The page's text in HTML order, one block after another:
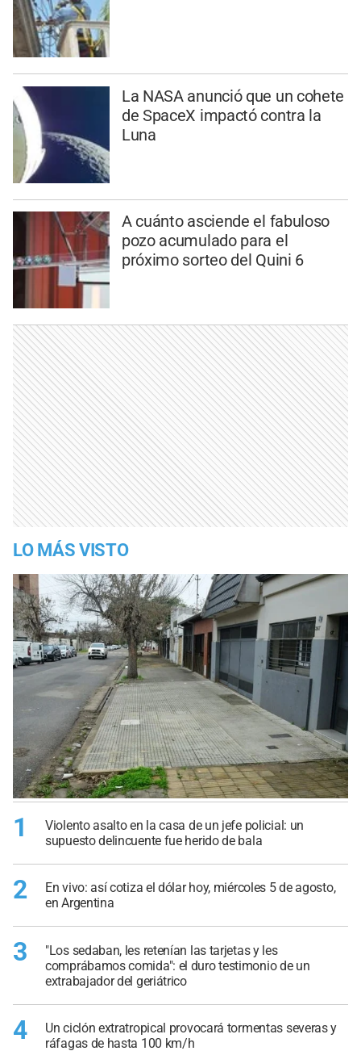
La NASA anunció que un cohete
de SpaceX impactó contra la
Luna
A cuánto asciende el fabuloso
pozo acumulado para el
próximo sorteo del Quini 6
LO MÁS VISTO
1
Violento asalto en la casa de un jefe policial: un
supuesto delincuente fue herido de bala
2
En vivo: así cotiza el dólar hoy, miércoles 5 de agosto,
en Argentina
3
"Los sedaban, les retenían las tarjetas y les
comprábamos comida": el duro testimonio de un
extrabajador del geriátrico
4
Un ciclón extratropical provocará tormentas severas y
ráfagas de hasta 100 km/h